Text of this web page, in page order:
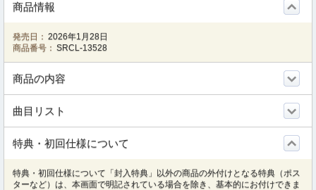
商品情報
発売日： 2026年1月28日
商品番号： SRCL-13528
商品の内容
曲目リスト
特典・初回仕様について
特典・初回仕様について「封入特典」以外の商品の外付けとなる特典（ポス
ターなど）は、本画面で明記されている場合を除き、基本的にお付けできま